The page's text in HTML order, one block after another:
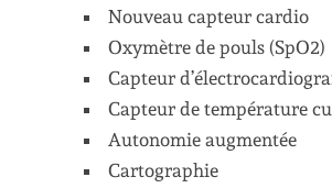
Nouveau capteur cardio
Oxymètre de pouls (SpO2)
Capteur
Capteur de température
Autonomie augmentée
Cartographie